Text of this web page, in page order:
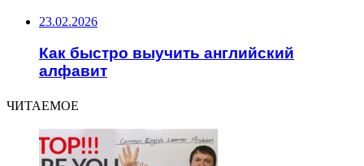
23.02.2026
Как быстро выучить английский
алфавит
ЧИТАЕМОЕ